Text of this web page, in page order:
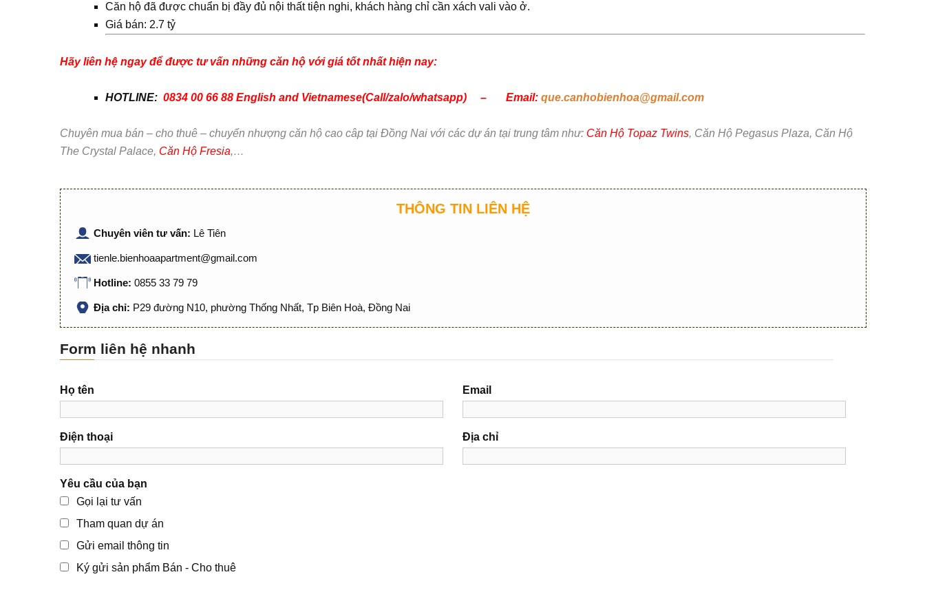
Căn hộ đã được chuẩn bị đầy đủ nội thất tiện nghi, khách hàng chỉ cần xách vali vào ở.
Giá bán: 2.7 tỷ
Hãy liên hệ ngay để được tư vấn những căn hộ với giá tốt nhất hiện nay:
HOTLINE: 0834 00 66 88 English and Vietnamese(Call/zalo/whatsapp) – Email: que.canhobienhoa@gmail.com
Chuyên mua bán – cho thuê – chuyển nhượng căn hộ cao câp tại Đồng Nai với các dự án tại trung tâm như: Căn Hộ Topaz Twins, Căn Hộ Pegasus Plaza, Căn Hộ
The Crystal Palace, Căn Hộ Fresia,…
THÔNG TIN LIÊN HỆ
Chuyên viên tư vấn: Lê Tiên
tienle.bienhoaapartment@gmail.com
Hotline: 0855 33 79 79
Địa chỉ: P29 đường N10, phường Thống Nhất, Tp Biên Hoà, Đồng Nai
Form liên hệ nhanh
Họ tên Email
Điện thoại Địa chỉ
Yêu cầu của bạn
Gọi lại tư vấn
Tham quan dự án
Gửi email thông tin
Ký gửi sản phẩm Bán - Cho thuê